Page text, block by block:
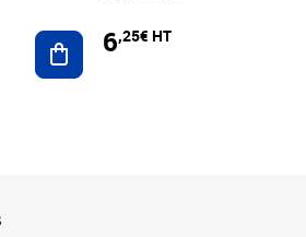
Ajouter au panier
6,25€ HT